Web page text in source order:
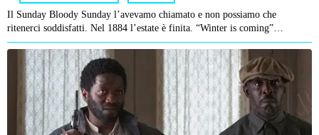
Il Sunday Bloody Sunday l’avevamo chiamato e non possiamo che
ritenerci soddisfatti. Nel 1884 l’estate è finita. “Winter is coming”…